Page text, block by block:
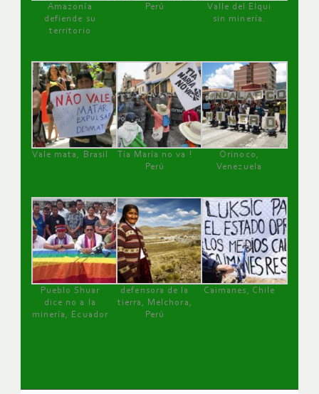
Amazonía
defiende su
territorio
Perú
Valle del Elqui
sin minería.
Vale mata, Brasil
Tía María no va !
Perú
Orinoco,
Venezuela
Pueblo Shuar
dice no a la
minería, Ecuador
defensora de la
tierra, Melchora,
Perú
Caimanes, Chile